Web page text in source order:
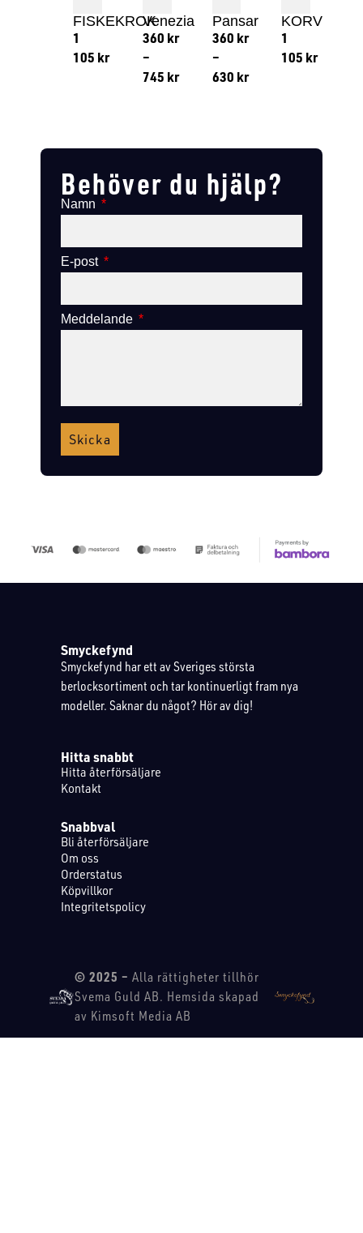
FISKEKROK
1
105 kr
Venezia
360 kr
–
745 kr
Pansar
360 kr
–
630 kr
KORV
1
105 kr
Behöver du hjälp?
Namn
E-post
Meddelande
Skicka
Smyckefynd
Smyckefynd har ett av Sveriges största
berlocksortiment och tar kontinuerligt fram nya
modeller. Saknar du något? Hör av dig!
Hitta snabbt
Hitta återförsäljare
Kontakt
Snabbval
Bli återförsäljare
Om oss
Orderstatus
Köpvillkor
Integritetspolicy
© 2025 – Alla rättigheter tillhör
Svema Guld AB. Hemsida skapad
av Kimsoft Media AB